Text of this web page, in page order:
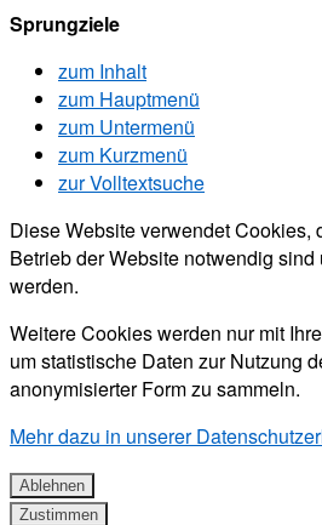
Sprungziele
zum Inhalt
zum Hauptmenü
zum Untermenü
zum Kurzmenü
zur Volltextsuche
Diese Website verwendet Cookies,
Betrieb der Website notwendig sind
werden.
Weitere Cookies werden nur mit
um statistische Daten zur Nutzung
anonymisierter Form zu sammeln.
Mehr dazu in unserer
Ablehnen
Zustimmen